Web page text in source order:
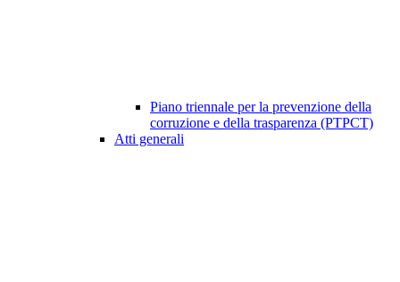
Piano triennale per la prevenzione della
corruzione e della trasparenza (PTPCT)
Atti generali